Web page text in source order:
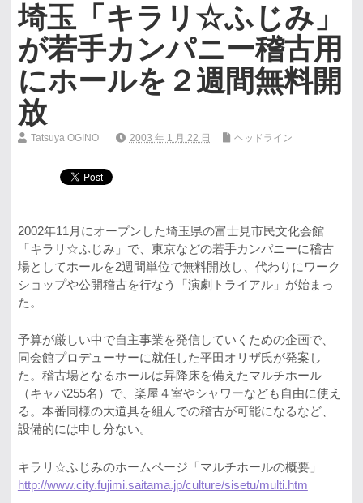
埼玉「キラリ☆ふじみ」
が若手カンパニー稽古用
にホールを２週間無料開
放
Tatsuya OGINO 2003 年 1 月 22 日 ヘッドライン
2002年11月にオープンした埼玉県の富士見市民文化会館
「キラリ☆ふじみ」で、東京などの若手カンパニーに稽古
場としてホールを2週間単位で無料開放し、代わりにワーク
ショップや公開稽古を行なう「演劇トライアル」が始まっ
た。
予算が厳しい中で自主事業を発信していくための企画で、
同会館プロデューサーに就任した平田オリザ氏が発案し
た。稽古場となるホールは昇降床を備えたマルチホール
（キャパ255名）で、楽屋４室やシャワーなども自由に使え
る。本番同様の大道具を組んでの稽古が可能になるなど、
設備的には申し分ない。
キラリ☆ふじみのホームページ「マルチホールの概要」
http://www.city.fujimi.saitama.jp/culture/sisetu/multi.htm